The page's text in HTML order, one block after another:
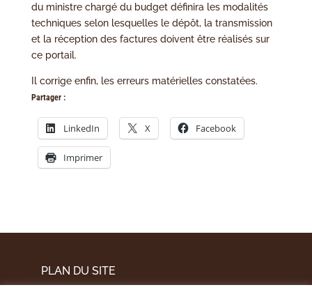
du ministre chargé du budget définira les modalités
techniques selon lesquelles le dépôt, la transmission
et la réception des factures doivent être réalisés sur
ce portail.
Il corrige enfin, les erreurs matérielles constatées.
Partager :
LinkedIn X Facebook
Imprimer
PLAN DU SITE